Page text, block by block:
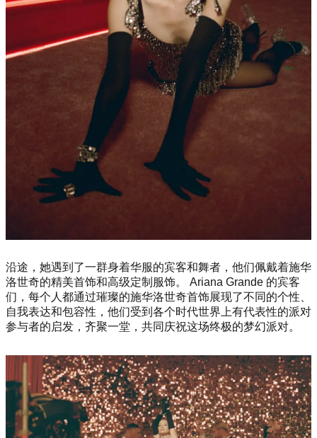
沿途，她遇到了一群身着华服的宾客和舞者，他们佩戴着施华
洛世奇的精美首饰和高级定制服饰。 Ariana Grande 的宾客
们，每个人都通过璀璨的施华洛世奇首饰展现了不同的个性、
自我表达和包容性，他们受到各个时代世界上有代表性的派对
参与者的启发，齐聚一堂，共同庆祝这场终极的梦幻派对。